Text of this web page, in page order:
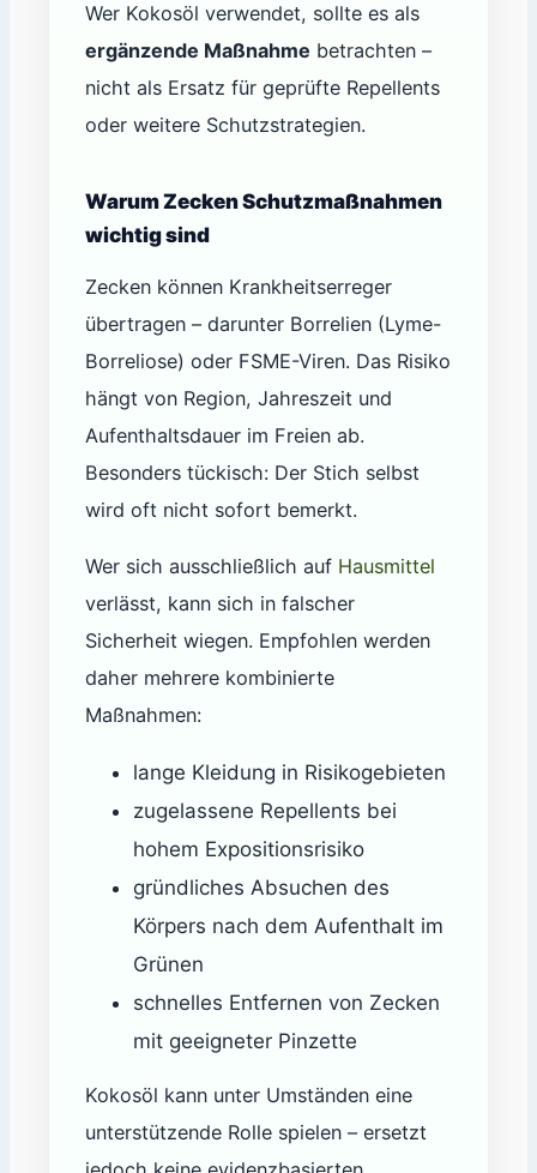
Wer Kokosöl verwendet, sollte es als
ergänzende Maßnahme betrachten –
nicht als Ersatz für geprüfte Repellents
oder weitere Schutzstrategien.
Warum Zecken Schutzmaßnahmen
wichtig sind
Zecken können Krankheitserreger
übertragen – darunter Borrelien (Lyme-
Borreliose) oder FSME-Viren. Das Risiko
hängt von Region, Jahreszeit und
Aufenthaltsdauer im Freien ab.
Besonders tückisch: Der Stich selbst
wird oft nicht sofort bemerkt.
Wer sich ausschließlich auf Hausmittel
verlässt, kann sich in falscher
Sicherheit wiegen. Empfohlen werden
daher mehrere kombinierte
Maßnahmen:
lange Kleidung in Risikogebieten
zugelassene Repellents bei
hohem Expositionsrisiko
gründliches Absuchen des
Körpers nach dem Aufenthalt im
Grünen
schnelles Entfernen von Zecken
mit geeigneter Pinzette
Kokosöl kann unter Umständen eine
unterstützende Rolle spielen – ersetzt